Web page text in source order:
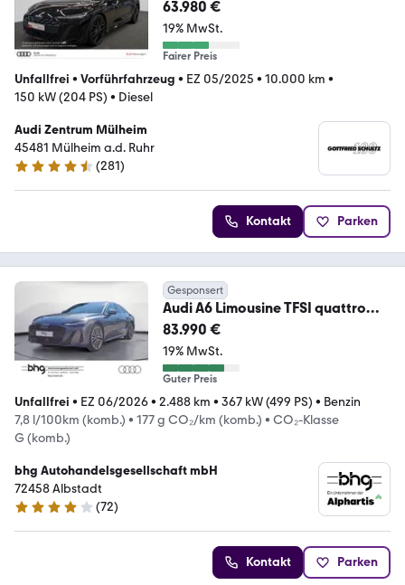
63.980 €
19% MwSt.
Fairer Preis
Unfallfrei • Vorführfahrzeug • EZ 05/2025 • 10.000 km •
150 kW (204 PS) • Diesel
Audi Zentrum Mülheim
45481 Mülheim a.d. Ruhr
4.4 Sterne
(281)
Kontakt Parken
Gesponsert
Audi A6 Limousine TFSI quattro
270(340) kW(PS) S-tron
83.990 €
19% MwSt.
Guter Preis
Unfallfrei • EZ 06/2026• 2.488 km • 367 kW (499 PS) • Benzin
7,8 l/100km (komb.) • 177 g CO₂/km (komb.) • CO₂-Klasse
G (komb.)
bhg Autohandelsgesellschaft mbH
72458 Albstadt
4.2 Sterne
(72)
Kontakt Parken